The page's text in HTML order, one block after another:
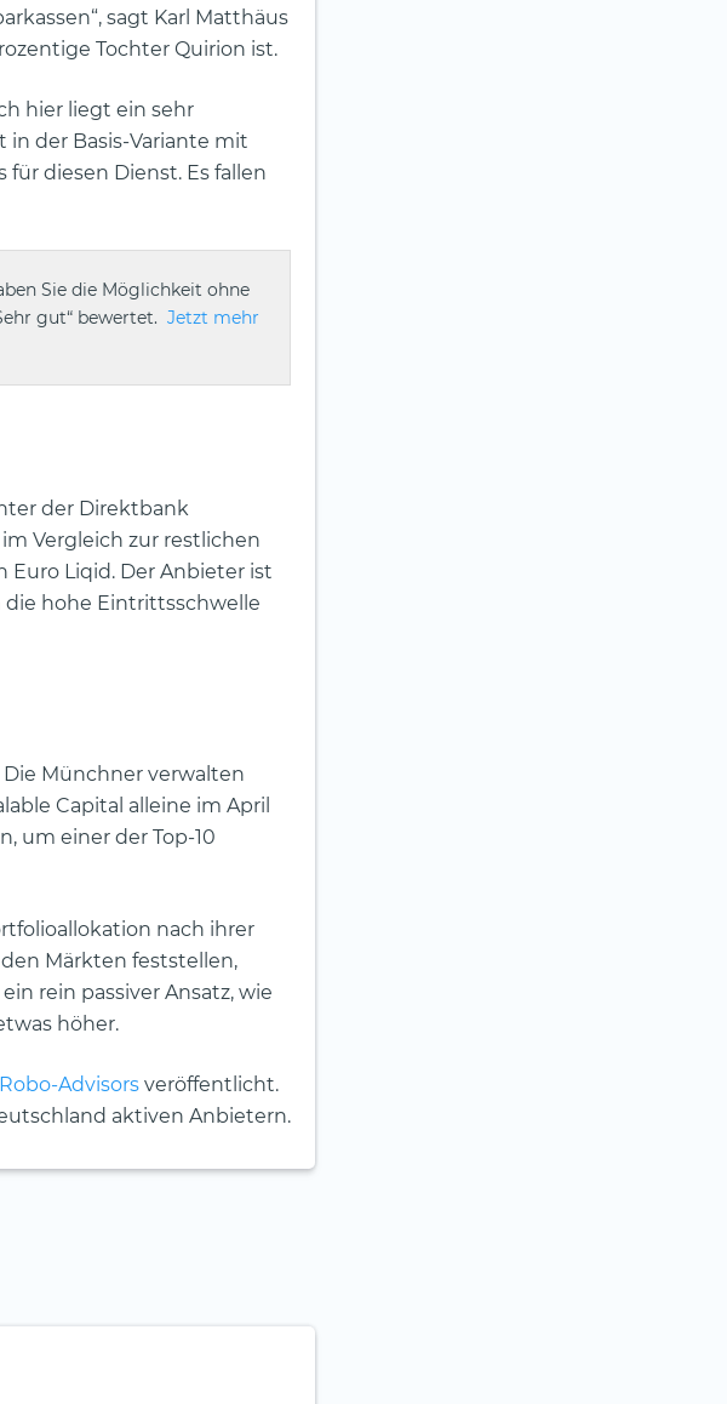
sagt Karl Matthäus
Tochter Quirion ist.
hier liegt ein sehr
in der Basis-Variante mit
diesen Dienst. Es fallen
Sie die Möglichkeit ohne
gut“ bewertet. Jetzt mehr
der Direktbank
Vergleich zur restlichen
Liqid. Der Anbieter ist
hohe Eintrittsschwelle
Münchner verwalten
Capital alleine im April
um einer der Top-10
nach ihrer
Märkten feststellen,
rein passiver Ansatz, wie
höher.
Advisors veröffentlicht.
aktiven Anbietern.